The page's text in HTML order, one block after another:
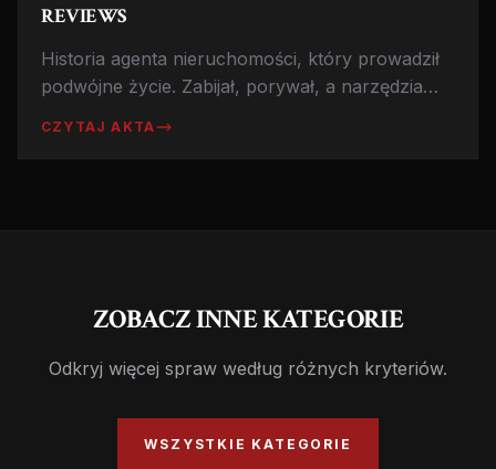
REVIEWS
Historia agenta nieruchomości, który prowadził
podwójne życie. Zabijał, porywał, a narzędzia
CZYTAJ AKTA
ZOBACZ INNE KATEGORIE
Odkryj więcej spraw według różnych kryteriów.
WSZYSTKIE KATEGORIE